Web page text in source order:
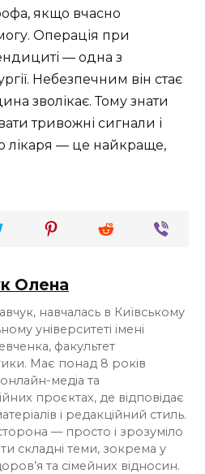
якщо вчасно
Операція при
— одна з
Небезпечним він стає
зволікає. Тому знати
тривожні сигнали і
лікаря — це найкраще,
Олена
навчалась в Київському
університеті імені
факультет
Має понад 8 років
медіа та
проєктах, де відповідає
і редакційний стиль.
— просто і зрозуміло
складні теми, зокрема у
та сімейних відносин.